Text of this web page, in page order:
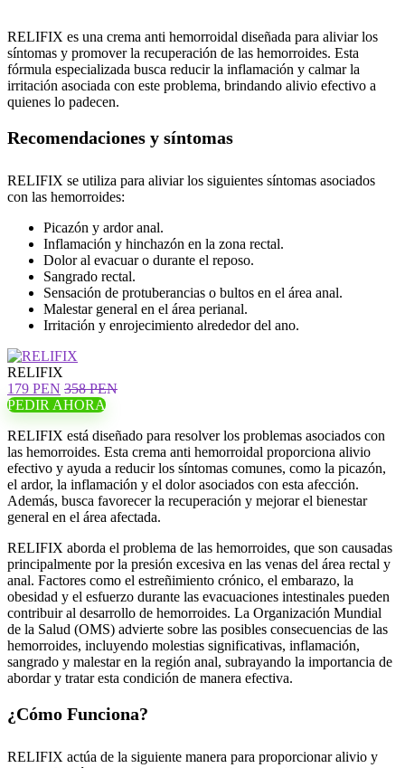
RELIFIX es una crema anti hemorroidal diseñada para aliviar los
síntomas y promover la recuperación de las hemorroides. Esta
fórmula especializada busca reducir la inflamación y calmar la
irritación asociada con este problema, brindando alivio efectivo a
quienes lo padecen.
Recomendaciones y síntomas
RELIFIX se utiliza para aliviar los siguientes síntomas asociados
con las hemorroides:
Picazón y ardor anal.
Inflamación y hinchazón en la zona rectal.
Dolor al evacuar o durante el reposo.
Sangrado rectal.
Sensación de protuberancias o bultos en el área anal.
Malestar general en el área perianal.
Irritación y enrojecimiento alrededor del ano.
RELIFIX
179 PEN 358 PEN
PEDIR AHORA
RELIFIX está diseñado para resolver los problemas asociados con
las hemorroides. Esta crema anti hemorroidal proporciona alivio
efectivo y ayuda a reducir los síntomas comunes, como la picazón,
el ardor, la inflamación y el dolor asociados con esta afección.
Además, busca favorecer la recuperación y mejorar el bienestar
general en el área afectada.
RELIFIX aborda el problema de las hemorroides, que son causadas
principalmente por la presión excesiva en las venas del área rectal y
anal. Factores como el estreñimiento crónico, el embarazo, la
obesidad y el esfuerzo durante las evacuaciones intestinales pueden
contribuir al desarrollo de hemorroides. La Organización Mundial
de la Salud (OMS) advierte sobre las posibles consecuencias de las
hemorroides, incluyendo molestias significativas, inflamación,
sangrado y malestar en la región anal, subrayando la importancia de
abordar y tratar esta condición de manera efectiva.
¿Cómo Funciona?
RELIFIX actúa de la siguiente manera para proporcionar alivio y